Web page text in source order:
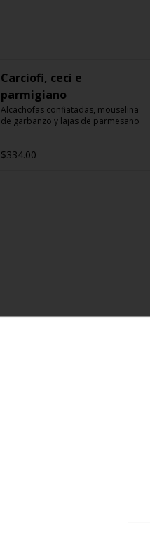
Carciofi, ceci e
parmigiano
Alcachofas confiatadas, mouselina
de garbanzo y lajas de parmesano
$334.00